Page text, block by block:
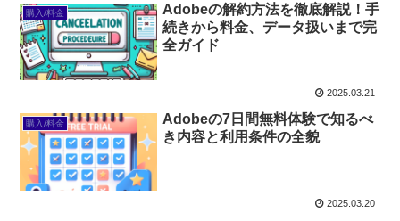
購入/料金
Adobeの解約方法を徹底解説！手
続きから料金、データ扱いまで完
全ガイド
2025.03.21
購入/料金
Adobeの7日間無料体験で知るべ
き内容と利用条件の全貌
2025.03.20